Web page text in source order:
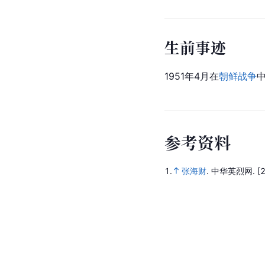
生前事迹
1951年4月在朝鲜战争
参考资料
1. 张海财. 中华英烈网.